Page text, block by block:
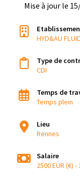
Mise à jour le
HYD&AU
Type de
CDI
Temps de
Temps plein
Lieu
Rennes
Salaire
2500 EUR (€)